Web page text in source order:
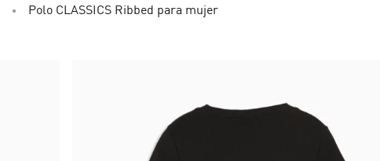
Polo CLASSICS Ribbed para mujer